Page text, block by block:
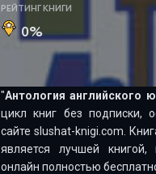
РЕЙТИНГ КНИГИ
0%
"Антология английского
цикл книг без подписки,
сайте slushat-knigi.com.
является лучшей
онлайн полностью